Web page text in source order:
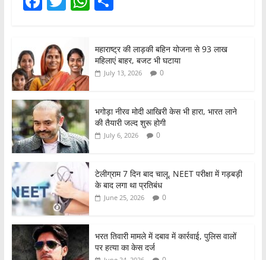
c
e
b
o
o
k
er s
A
p
ar
e
महाराष्ट्र की लाड़की बहिन योजना से 93 लाख
महिलाएं बाहर, बजट भी घटाया
July 13, 2026 0
भगोड़ा नीरव मोदी आखिरी केस भी हारा, भारत लाने
की तैयारी जल्द शुरू होगी
July 6, 2026 0
टेलीग्राम 7 दिन बाद चालू, NEET परीक्षा में गड़बड़ी
के बाद लगा था प्रतिबंध
June 25, 2026 0
भरत तिवारी मामले में दबाव में कार्रवाई, पुलिस वालों
पर हत्या का केस दर्ज